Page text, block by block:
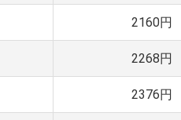
2160円
2268円
2376円